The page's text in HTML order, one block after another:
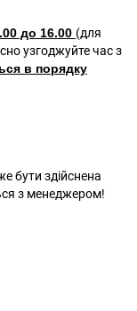
до 16.00 (для
узгоджуйте час з
в порядку
бути здійснена
з менеджером!